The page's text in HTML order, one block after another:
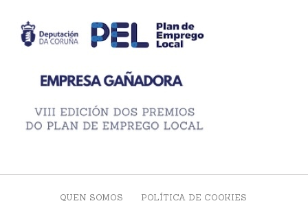
QUEN SOMOS POLÍTICA DE COOKIES